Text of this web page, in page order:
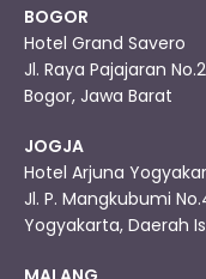
BOGOR
Hotel Grand Savero
Jl. Raya Pajajaran
Bogor, Jawa Barat
JOGJA
Hotel Arjuna
Jl. P. Mangkubumi
Yogyakarta, Daerah